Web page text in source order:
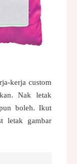
kerja custom
Nak letak
boleh. Ikut
letak gambar